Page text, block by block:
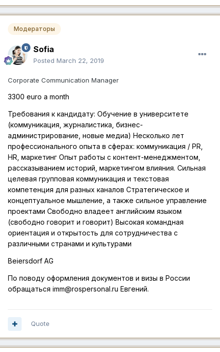
Модераторы
Sofia
Posted March 22, 2019
Corporate Communication Manager
3300 euro a month
Требования к кандидату: Обучение в университете
(коммуникация, журналистика, бизнес-
администрирование, новые медиа) Несколько лет
профессионального опыта в сферах: коммуникация / PR,
HR, маркетинг Опыт работы с контент-менеджментом,
рассказыванием историй, маркетингом влияния. Сильная
целевая групповая коммуникация и текстовая
компетенция для разных каналов Стратегическое и
концептуальное мышление, а также сильное управление
проектами Свободно владеет английским языком
(свободно говорит и говорит) Высокая командная
ориентация и открытость для сотрудничества с
различными странами и культурами
Beiersdorf AG
По поводу оформления документов и визы в России
обращаться imm@rospersonal.ru Евгений.
Quote